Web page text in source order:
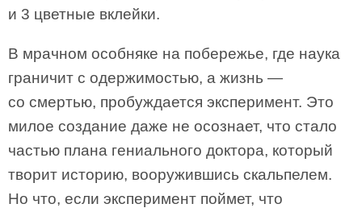
и 3 цветные вклейки.
В мрачном особняке на побережье, где наука
граничит с одержимостью, а жизнь —
со смертью, пробуждается эксперимент. Это
милое создание даже не осознает, что стало
частью плана гениального доктора, который
творит историю, вооружившись скальпелем.
Но что, если эксперимент поймет, что